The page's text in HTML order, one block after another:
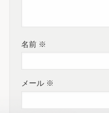
名前 ※
メール ※